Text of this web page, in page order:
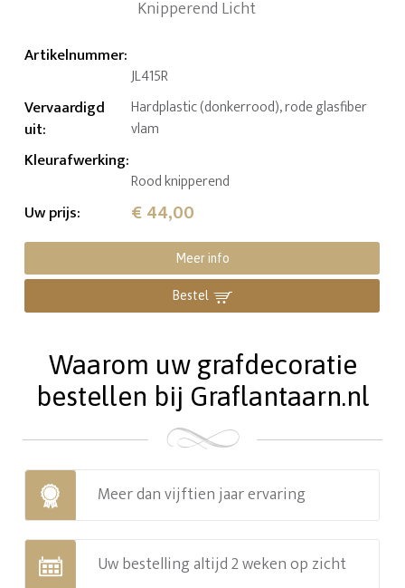
Artikelnummer:
JL415R
Vervaardigd
uit:
Hardplastic (donkerrood), rode glasfiber
vlam
Kleurafwerking:
Rood knipperend
Uw prijs: € 44,00
Meer info
Bestel
Waarom uw grafdecoratie
bestellen bij Graflantaarn.nl
Meer dan vijftien jaar ervaring
Uw bestelling altijd 2 weken op zicht